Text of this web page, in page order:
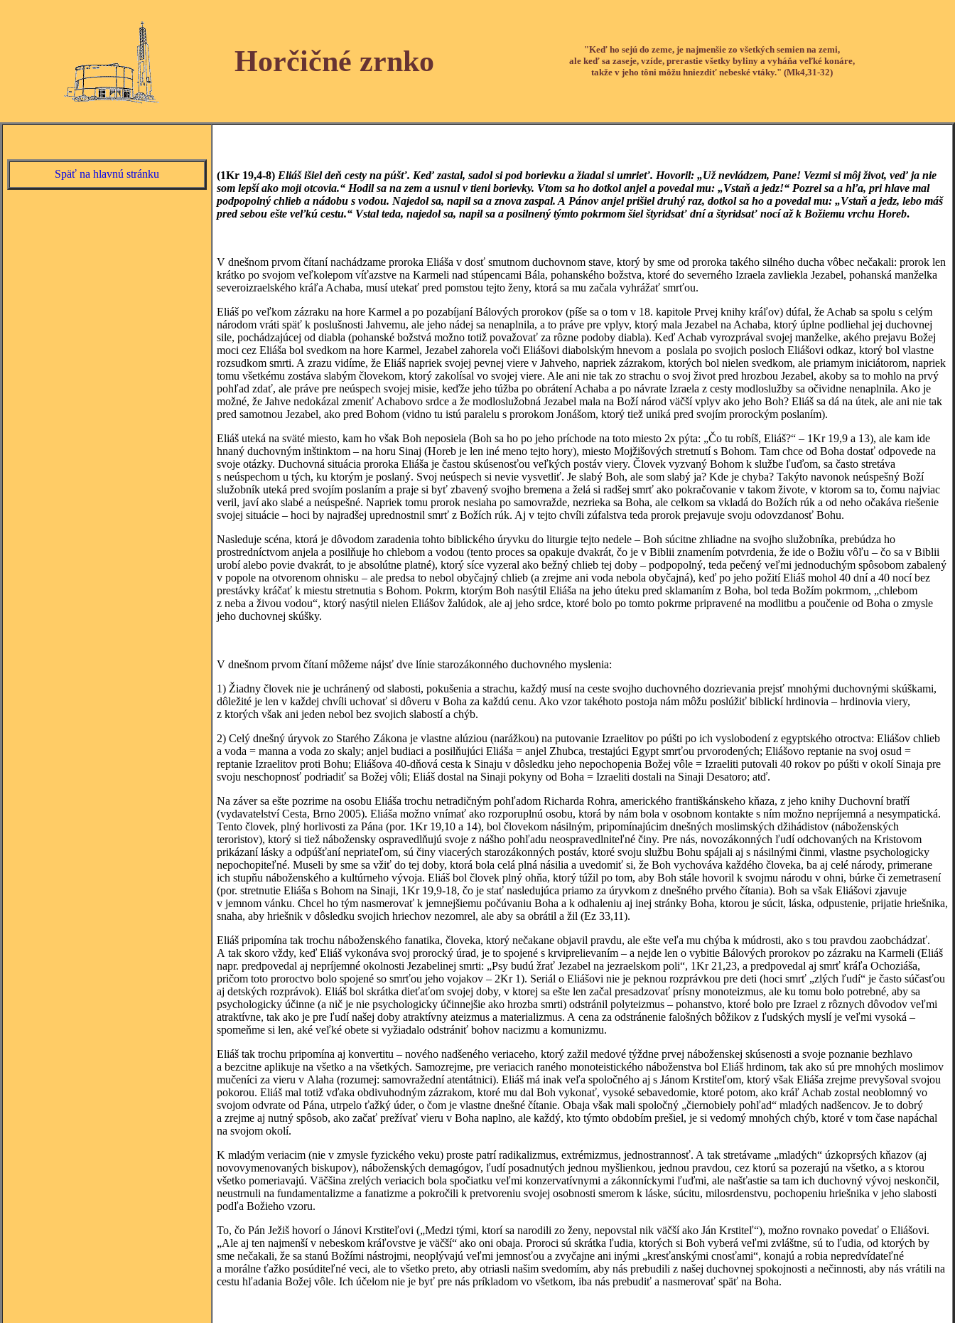
Horčičné zrnko
"Keď ho sejú do zeme, je najmenšie zo všetkých semien na zemi,
ale keď sa zaseje, vzíde, prerastie všetky byliny a vyháňa veľké konáre,
takže v jeho tôni môžu hniezdiť nebeské vtáky." (Mk4,31-32)
Späť na hlavnú stránku (1Kr 19,4-8) Eliáš išiel deň cesty na púšť. Keď zastal, sadol si pod borievku a žiadal si umrieť. Hovoril: „Už nevládzem, Pane! Vezmi si môj život, veď ja nie
som lepší ako moji otcovia.“ Hodil sa na zem a usnul v tieni borievky. Vtom sa ho dotkol anjel a povedal mu: „Vstaň a jedz!“ Pozrel sa a hľa, pri hlave mal
podpopolný chlieb a nádobu s vodou. Najedol sa, napil sa a znova zaspal. A Pánov anjel prišiel druhý raz, dotkol sa ho a povedal mu: „Vstaň a jedz, lebo máš
pred sebou ešte veľkú cestu.“ Vstal teda, najedol sa, napil sa a posilnený týmto pokrmom šiel štyridsať dní a štyridsať nocí až k Božiemu vrchu Horeb.
V dnešnom prvom čítaní nachádzame proroka Eliáša v dosť smutnom duchovnom stave, ktorý by sme od proroka takého silného ducha vôbec nečakali: prorok len
krátko po svojom veľkolepom víťazstve na Karmeli nad stúpencami Bála, pohanského božstva, ktoré do severného Izraela zavliekla Jezabel, pohanská manželka
severoizraelského kráľa Achaba, musí utekať pred pomstou tejto ženy, ktorá sa mu začala vyhrážať smrťou.
Eliáš po veľkom zázraku na hore Karmel a po pozabíjaní Bálových prorokov (píše sa o tom v 18. kapitole Prvej knihy kráľov) dúfal, že Achab sa spolu s celým
národom vráti späť k poslušnosti Jahvemu, ale jeho nádej sa nenaplnila, a to práve pre vplyv, ktorý mala Jezabel na Achaba, ktorý úplne podliehal jej duchovnej
sile, pochádzajúcej od diabla (pohanské božstvá možno totiž považovať za rôzne podoby diabla). Keď Achab vyrozprával svojej manželke, akého prejavu Božej
moci cez Eliáša bol svedkom na hore Karmel, Jezabel zahorela voči Eliášovi diabolským hnevom a poslala po svojich posloch Eliášovi odkaz, ktorý bol vlastne
rozsudkom smrti. A zrazu vidíme, že Eliáš napriek svojej pevnej viere v Jahveho, napriek zázrakom, ktorých bol nielen svedkom, ale priamym iniciátorom, napriek
tomu všetkému zostáva slabým človekom, ktorý zakolísal vo svojej viere. Ale ani nie tak zo strachu o svoj život pred hrozbou Jezabel, akoby sa to mohlo na prvý
pohľad zdať, ale práve pre neúspech svojej misie, keďže jeho túžba po obrátení Achaba a po návrate Izraela z cesty modloslužby sa očividne nenaplnila. Ako je
možné, že Jahve nedokázal zmeniť Achabovo srdce a že modloslužobná Jezabel mala na Boží národ väčší vplyv ako jeho Boh? Eliáš sa dá na útek, ale ani nie tak
pred samotnou Jezabel, ako pred Bohom (vidno tu istú paralelu s prorokom Jonášom, ktorý tiež uniká pred svojím prorockým poslaním).
Eliáš uteká na sväté miesto, kam ho však Boh neposiela (Boh sa ho po jeho príchode na toto miesto 2x pýta: „Čo tu robíš, Eliáš?“ – 1Kr 19,9 a 13), ale kam ide
hnaný duchovným inštinktom – na horu Sinaj (Horeb je len iné meno tejto hory), miesto Mojžišových stretnutí s Bohom. Tam chce od Boha dostať odpovede na
svoje otázky. Duchovná situácia proroka Eliáša je častou skúsenosťou veľkých postáv viery. Človek vyzvaný Bohom k službe ľuďom, sa často stretáva
s neúspechom u tých, ku ktorým je poslaný. Svoj neúspech si nevie vysvetliť. Je slabý Boh, ale som slabý ja? Kde je chyba? Takýto navonok neúspešný Boží
služobník uteká pred svojím poslaním a praje si byť zbavený svojho bremena a želá si radšej smrť ako pokračovanie v takom živote, v ktorom sa to, čomu najviac
veril, javí ako slabé a neúspešné. Napriek tomu prorok nesiaha po samovražde, nezrieka sa Boha, ale celkom sa vkladá do Božích rúk a od neho očakáva riešenie
svojej situácie – hoci by najradšej uprednostnil smrť z Božích rúk. Aj v tejto chvíli zúfalstva teda prorok prejavuje svoju odovzdanosť Bohu.
Nasleduje scéna, ktorá je dôvodom zaradenia tohto biblického úryvku do liturgie tejto nedele – Boh súcitne zhliadne na svojho služobníka, prebúdza ho
prostredníctvom anjela a posilňuje ho chlebom a vodou (tento proces sa opakuje dvakrát, čo je v Biblii znamením potvrdenia, že ide o Božiu vôľu – čo sa v Biblii
urobí alebo povie dvakrát, to je absolútne platné), ktorý síce vyzeral ako bežný chlieb tej doby – podpopolný, teda pečený veľmi jednoduchým spôsobom zabalený
v popole na otvorenom ohnisku – ale predsa to nebol obyčajný chlieb (a zrejme ani voda nebola obyčajná), keď po jeho požití Eliáš mohol 40 dní a 40 nocí bez
prestávky kráčať k miestu stretnutia s Bohom. Pokrm, ktorým Boh nasýtil Eliáša na jeho úteku pred sklamaním z Boha, bol teda Božím pokrmom, „chlebom
z neba a živou vodou“, ktorý nasýtil nielen Eliášov žalúdok, ale aj jeho srdce, ktoré bolo po tomto pokrme pripravené na modlitbu a poučenie od Boha o zmysle
jeho duchovnej skúšky.
V dnešnom prvom čítaní môžeme nájsť dve línie starozákonného duchovného myslenia:
1) Žiadny človek nie je uchránený od slabosti, pokušenia a strachu, každý musí na ceste svojho duchovného dozrievania prejsť mnohými duchovnými skúškami,
dôležité je len v každej chvíli uchovať si dôveru v Boha za každú cenu. Ako vzor takéhoto postoja nám môžu poslúžiť biblickí hrdinovia – hrdinovia viery,
z ktorých však ani jeden nebol bez svojich slabostí a chýb.
2) Celý dnešný úryvok zo Starého Zákona je vlastne alúziou (narážkou) na putovanie Izraelitov po púšti po ich vyslobodení z egyptského otroctva: Eliášov chlieb
a voda = manna a voda zo skaly; anjel budiaci a posilňujúci Eliáša = anjel Zhubca, trestajúci Egypt smrťou prvorodených; Eliášovo reptanie na svoj osud =
reptanie Izraelitov proti Bohu; Eliášova 40-dňová cesta k Sinaju v dôsledku jeho nepochopenia Božej vôle = Izraeliti putovali 40 rokov po púšti v okolí Sinaja pre
svoju neschopnosť podriadiť sa Božej vôli; Eliáš dostal na Sinaji pokyny od Boha = Izraeliti dostali na Sinaji Desatoro; atď.
Na záver sa ešte pozrime na osobu Eliáša trochu netradičným pohľadom Richarda Rohra, amerického františkánskeho kňaza, z jeho knihy Duchovní bratří
(vydavatelství Cesta, Brno 2005). Eliáša možno vnímať ako rozporuplnú osobu, ktorá by nám bola v osobnom kontakte s ním možno nepríjemná a nesympatická.
Tento človek, plný horlivosti za Pána (por. 1Kr 19,10 a 14), bol človekom násilným, pripomínajúcim dnešných moslimských džihádistov (náboženských
teroristov), ktorý si tiež nábožensky ospravedlňujú svoje z nášho pohľadu neospravedlniteľné činy. Pre nás, novozákonných ľudí odchovaných na Kristovom
prikázaní lásky a odpúšťaní nepriateľom, sú činy viacerých starozákonných postáv, ktoré svoju službu Bohu spájali aj s násilnými činmi, vlastne psychologicky
nepochopiteľné. Museli by sme sa vžiť do tej doby, ktorá bola celá plná násilia a uvedomiť si, že Boh vychováva každého človeka, ba aj celé národy, primerane
ich stupňu náboženského a kultúrneho vývoja. Eliáš bol človek plný ohňa, ktorý túžil po tom, aby Boh stále hovoril k svojmu národu v ohni, búrke či zemetrasení
(por. stretnutie Eliáša s Bohom na Sinaji, 1Kr 19,9-18, čo je stať nasledujúca priamo za úryvkom z dnešného prvého čítania). Boh sa však Eliášovi zjavuje
v jemnom vánku. Chcel ho tým nasmerovať k jemnejšiemu počúvaniu Boha a k odhaleniu aj inej stránky Boha, ktorou je súcit, láska, odpustenie, prijatie hriešnika,
snaha, aby hriešnik v dôsledku svojich hriechov nezomrel, ale aby sa obrátil a žil (Ez 33,11).
Eliáš pripomína tak trochu náboženského fanatika, človeka, ktorý nečakane objavil pravdu, ale ešte veľa mu chýba k múdrosti, ako s tou pravdou zaobchádzať.
A tak skoro vždy, keď Eliáš vykonáva svoj prorocký úrad, je to spojené s krviprelievaním – a nejde len o vybitie Bálových prorokov po zázraku na Karmeli (Eliáš
napr. predpovedal aj nepríjemné okolnosti Jezabelinej smrti: „Psy budú žrať Jezabel na jezraelskom poli“, 1Kr 21,23, a predpovedal aj smrť kráľa Ochoziáša,
pričom toto proroctvo bolo spojené so smrťou jeho vojakov – 2Kr 1). Seriál o Eliášovi nie je peknou rozprávkou pre deti (hoci smrť „zlých ľudí“ je často súčasťou
aj detských rozprávok). Eliáš bol skrátka dieťaťom svojej doby, v ktorej sa ešte len začal presadzovať prísny monoteizmus, ale ku tomu bolo potrebné, aby sa
psychologicky účinne (a nič je nie psychologicky účinnejšie ako hrozba smrti) odstránil polyteizmus – pohanstvo, ktoré bolo pre Izrael z rôznych dôvodov veľmi
atraktívne, tak ako je pre ľudí našej doby atraktívny ateizmus a materializmus. A cena za odstránenie falošných bôžikov z ľudských myslí je veľmi vysoká –
spomeňme si len, aké veľké obete si vyžiadalo odstrániť bohov nacizmu a komunizmu.
Eliáš tak trochu pripomína aj konvertitu – nového nadšeného veriaceho, ktorý zažil medové týždne prvej náboženskej skúsenosti a svoje poznanie bezhlavo
a bezcitne aplikuje na všetko a na všetkých. Samozrejme, pre veriacich raného monoteistického náboženstva bol Eliáš hrdinom, tak ako sú pre mnohých moslimov
mučeníci za vieru v Alaha (rozumej: samovražední atentátnici). Eliáš má inak veľa spoločného aj s Jánom Krstiteľom, ktorý však Eliáša zrejme prevyšoval svojou
pokorou. Eliáš mal totiž vďaka obdivuhodným zázrakom, ktoré mu dal Boh vykonať, vysoké sebavedomie, ktoré potom, ako kráľ Achab zostal neoblomný vo
svojom odvrate od Pána, utrpelo ťažký úder, o čom je vlastne dnešné čítanie. Obaja však mali spoločný „čiernobiely pohľad“ mladých nadšencov. Je to dobrý
a zrejme aj nutný spôsob, ako začať prežívať vieru v Boha naplno, ale každý, kto týmto obdobím prešiel, je si vedomý mnohých chýb, ktoré v tom čase napáchal
na svojom okolí.
K mladým veriacim (nie v zmysle fyzického veku) proste patrí radikalizmus, extrémizmus, jednostrannosť. A tak stretávame „mladých“ úzkoprsých kňazov (aj
novovymenovaných biskupov), náboženských demagógov, ľudí posadnutých jednou myšlienkou, jednou pravdou, cez ktorú sa pozerajú na všetko, a s ktorou
všetko pomeriavajú. Väčšina zrelých veriacich bola spočiatku veľmi konzervatívnymi a zákonníckymi ľuďmi, ale našťastie sa tam ich duchovný vývoj neskončil,
neustrnuli na fundamentalizme a fanatizme a pokročili k pretvoreniu svojej osobnosti smerom k láske, súcitu, milosrdenstvu, pochopeniu hriešnika v jeho slabosti
podľa Božieho vzoru.
To, čo Pán Ježiš hovorí o Jánovi Krstiteľovi („Medzi tými, ktorí sa narodili zo ženy, nepovstal nik väčší ako Ján Krstiteľ“), možno rovnako povedať o Eliášovi.
„Ale aj ten najmenší v nebeskom kráľovstve je väčší“ ako oni obaja. Proroci sú skrátka ľudia, ktorých si Boh vyberá veľmi zvláštne, sú to ľudia, od ktorých by
sme nečakali, že sa stanú Božími nástrojmi, neoplývajú veľmi jemnosťou a zvyčajne ani inými „kresťanskými cnosťami“, konajú a robia nepredvídateľné
a morálne ťažko posúditeľné veci, ale to všetko preto, aby otriasli našim svedomím, aby nás prebudili z našej duchovnej spokojnosti a nečinnosti, aby nás vrátili na
cestu hľadania Božej vôle. Ich účelom nie je byť pre nás príkladom vo všetkom, iba nás prebudiť a nasmerovať späť na Boha.